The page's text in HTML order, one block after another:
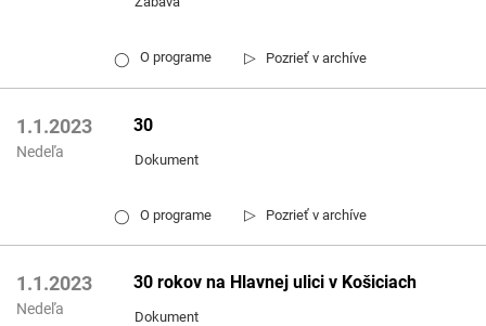
▷ Pozrieť v archíve
◯ O programe
▷ Pozrieť v archíve
30
Dokument
Nedeľa
1.1.2023
◯ O programe
30 rokov na Hlavnej ulici v Košiciach
Dokument
Nedeľa
1.1.2023